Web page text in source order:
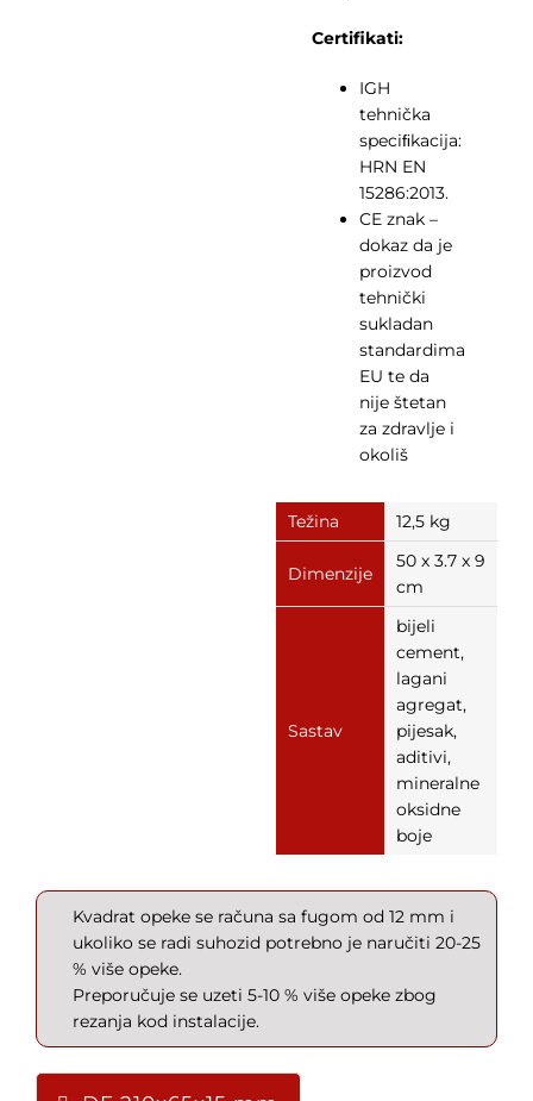
Certifikati:
IGH
tehnička
speciﬁkacija:
HRN EN
15286:2013.
CE znak –
dokaz da je
proizvod
tehnički
sukladan
standardima
EU te da
nije štetan
za zdravlje i
okoliš
Težina 12,5 kg
Dimenzije
50 x 3.7 x 9
cm
Sastav
bijeli
cement,
lagani
agregat,
pijesak,
aditivi,
mineralne
oksidne
boje
Kvadrat opeke se računa sa fugom od 12 mm i
ukoliko se radi suhozid potrebno je naručiti 20-25
% više opeke.
Preporučuje se uzeti 5-10 % više opeke zbog
rezanja kod instalacije.